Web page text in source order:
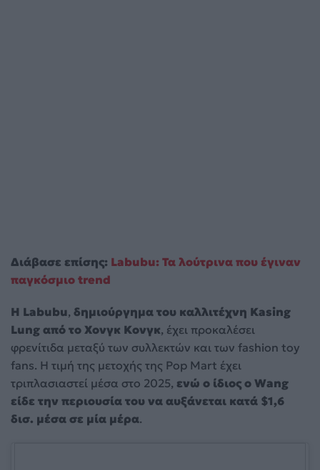
Διάβασε επίσης: Labubu: Τα λούτρινα που έγιναν
παγκόσμιο trend
Η Labubu, δημιούργημα του καλλιτέχνη Kasing
Lung από το Χονγκ Κονγκ, έχει προκαλέσει
φρενίτιδα μεταξύ των συλλεκτών και των fashion toy
fans. Η τιμή της μετοχής της Pop Mart έχει
τριπλασιαστεί μέσα στο 2025, ενώ ο ίδιος ο Wang
είδε την περιουσία του να αυξάνεται κατά $1,6
δισ. μέσα σε μία μέρα.